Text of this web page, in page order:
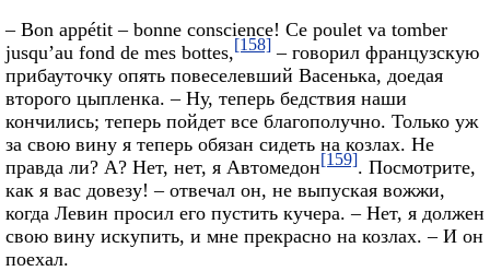
– Bon appétit – bonne conscience! Ce poulet va tomber
jusqu’au fond de mes bottes,[158] – говорил французскую
прибауточку опять повеселевший Васенька, доедая
второго цыпленка. – Ну, теперь бедствия наши
кончились; теперь пойдет все благополучно. Только уж
за свою вину я теперь обязан сидеть на козлах. Не
правда ли? А? Нет, нет, я Автомедон[159]. Посмотрите,
как я вас довезу! – отвечал он, не выпуская вожжи,
когда Левин просил его пустить кучера. – Нет, я должен
свою вину искупить, и мне прекрасно на козлах. – И он
поехал.